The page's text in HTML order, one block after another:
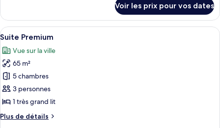
Chambre
Deluxe,
1
très
grand
lit,
vue
lac
le
type
de
Chambre
Deluxe,
très
grand
lit,
vue
lac
Voir les prix pour vos dates
Afficher
toutes
les
photos
pour
ce
type
chambre :
Une chambre d’hôtel avec deux lits,
7
Suite Premium
Vue sur la ville
65 m²
5 chambres
3 personnes
1 très grand lit
Plus de détails
Plus